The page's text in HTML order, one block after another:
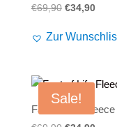
€69,90
war:
€34,90
ist:
Zur
Sale!
Fact of Life